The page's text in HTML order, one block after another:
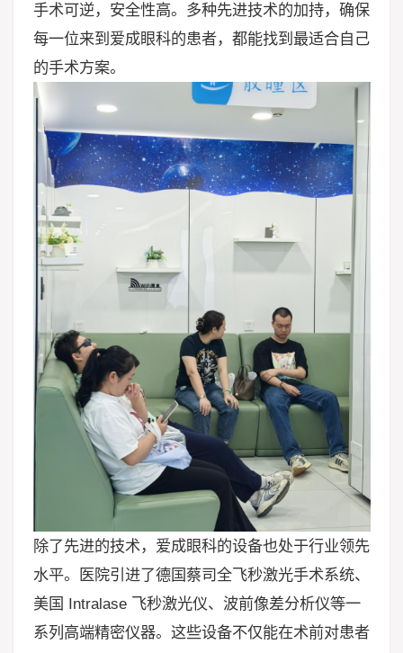
手术可逆，安全性高。多种先进技术的加持，确保
每一位来到爱成眼科的患者，都能找到最适合自己
的手术方案。
除了先进的技术，爱成眼科的设备也处于行业领先
水平。医院引进了德国蔡司全飞秒激光手术系统、
美国 Intralase 飞秒激光仪、波前像差分析仪等一
系列高端精密仪器。这些设备不仅能在术前对患者